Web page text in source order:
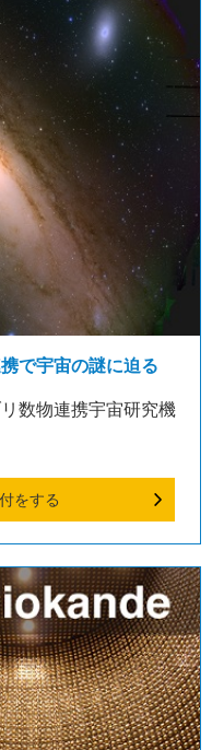
で宇宙の謎に迫る
数物連携宇宙研究機
をする